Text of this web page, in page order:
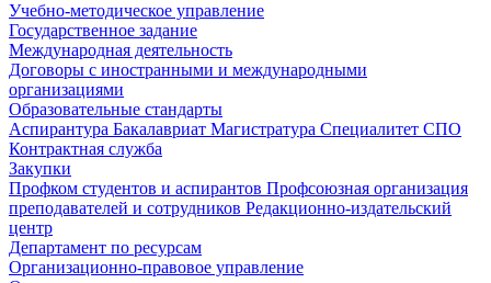
Учебно-методическое управление
Государственное задание
Международная деятельность
Договоры с иностранными и международными
организациями
Образовательные стандарты
Аспирантура Бакалавриат Магистратура Специалитет СПО
Контрактная служба
Закупки
Профком студентов и аспирантов Профсоюзная организация
преподавателей и сотрудников Редакционно-издательский
центр
Департамент по ресурсам
Организационно-правовое управление